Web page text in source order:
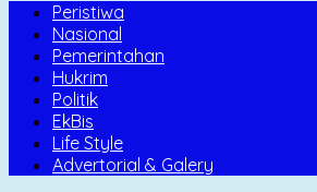
Peristiwa
Nasional
Pemerintahan
Hukrim
Politik
EkBis
Life Style
Advertorial & Galery